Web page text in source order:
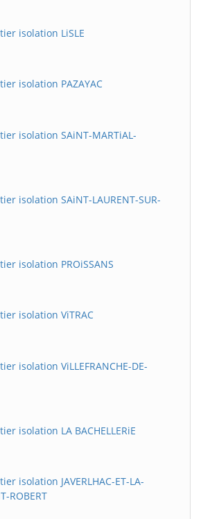
isolation LiSLE
isolation PAZAYAC
isolation SAiNT-MARTiAL-
isolation SAiNT-LAURENT-SUR-
isolation PROiSSANS
isolation ViTRAC
isolation ViLLEFRANCHE-DE-
isolation LA BACHELLERiE
isolation JAVERLHAC-ET-LA-
ROBERT